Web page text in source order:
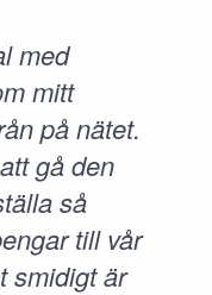
med
mitt
på nätet.
gå den
så
till vår
smidigt är